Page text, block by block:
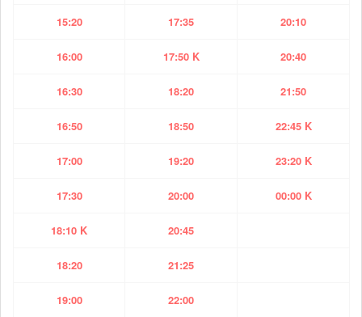
15:20 17:35 20:10
16:00 17:50 K 20:40
16:30 18:20 21:50
16:50 18:50 22:45 K
17:00 19:20 23:20 K
17:30 20:00 00:00 K
18:10 K 20:45
18:20 21:25
19:00 22:00